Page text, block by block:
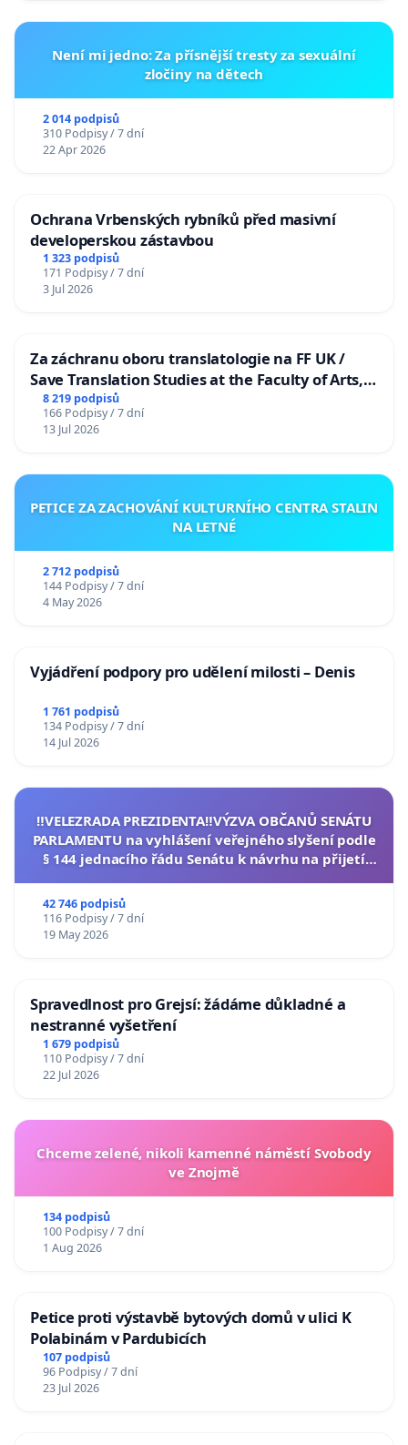
Není mi jedno: Za přísnější tresty za sexuální
zločiny na dětech
2 014 podpisů
310 Podpisy / 7 dní
22 Apr 2026
Ochrana Vrbenských rybníků před masivní
developerskou zástavbou
1 323 podpisů
171 Podpisy / 7 dní
3 Jul 2026
Za záchranu oboru translatologie na FF UK /
Save Translation Studies at the Faculty of Arts,
Charles University
8 219 podpisů
166 Podpisy / 7 dní
13 Jul 2026
PETICE ZA ZACHOVÁNÍ KULTURNÍHO CENTRA STALIN
NA LETNÉ
2 712 podpisů
144 Podpisy / 7 dní
4 May 2026
Vyjádření podpory pro udělení milosti – Denis
1 761 podpisů
134 Podpisy / 7 dní
14 Jul 2026
‼️VELEZRADA PREZIDENTA‼️VÝZVA OBČANŮ SENÁTU
PARLAMENTU na vyhlášení veřejného slyšení podle
§ 144 jednacího řádu Senátu k návrhu na přijetí
42 746 podpisů
116 Podpisy / 7 dní
19 May 2026
Spravedlnost pro Grejsí: žádáme důkladné a
nestranné vyšetření
1 679 podpisů
110 Podpisy / 7 dní
22 Jul 2026
Chceme zelené, nikoli kamenné náměstí Svobody
ve Znojmě
134 podpisů
100 Podpisy / 7 dní
1 Aug 2026
Petice proti výstavbě bytových domů v ulici K
Polabinám v Pardubicích
107 podpisů
96 Podpisy / 7 dní
23 Jul 2026